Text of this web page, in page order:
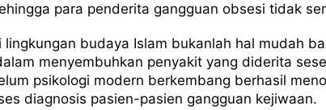
para penderita gangguan obsesi tidak
lingkungan budaya Islam bukanlah hal mudah
menyembuhkan penyakit yang diderita
psikologi modern berkembang berhasil
diagnosis pasien-pasien gangguan kejiwaan.